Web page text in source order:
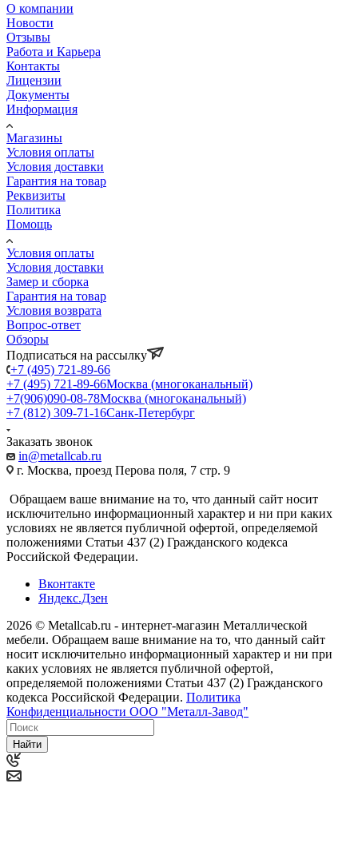
О компании
Новости
Отзывы
Работа и Карьера
Контакты
Лицензии
Документы
Информация
Магазины
Условия оплаты
Условия доставки
Гарантия на товар
Реквизиты
Политика
Помощь
Условия оплаты
Условия доставки
Замер и сборка
Гарантия на товар
Условия возврата
Вопрос-ответ
Обзоры
Подписаться на рассылку
+7 (495) 721-89-66
+7 (495) 721-89-66Москва (многоканальный)
+7(906)090-08-78Москва (многоканальный)
+7 (812) 309-71-16Санк-Петербург
Заказать звонок
in@metallcab.ru
г. Москва, проезд Перова поля, 7 стр. 9
Обращаем ваше внимание на то, что данный сайт носит
исключительно информационный характер и ни при каких
условиях не является публичной офертой, определяемой
положениями Статьи 437 (2) Гражданского кодекса
Российской Федерации.
Вконтакте
Яндекс.Дзен
2026 © Metallcab.ru - интернет-магазин Металлической
мебели. Обращаем ваше внимание на то, что данный сайт
носит исключительно информационный характер и ни при
каких условиях не является публичной офертой,
определяемой положениями Статьи 437 (2) Гражданского
кодекса Российской Федерации. Политика
Конфиденциальности ООО "Металл-Завод"
Найти